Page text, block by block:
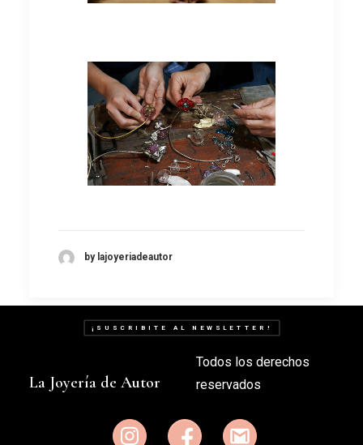
by lajoyeriadeautor
¡SUSCRIBITE AL NEWSLETTER!
La Joyería de Autor
Todos los derechos
reservados